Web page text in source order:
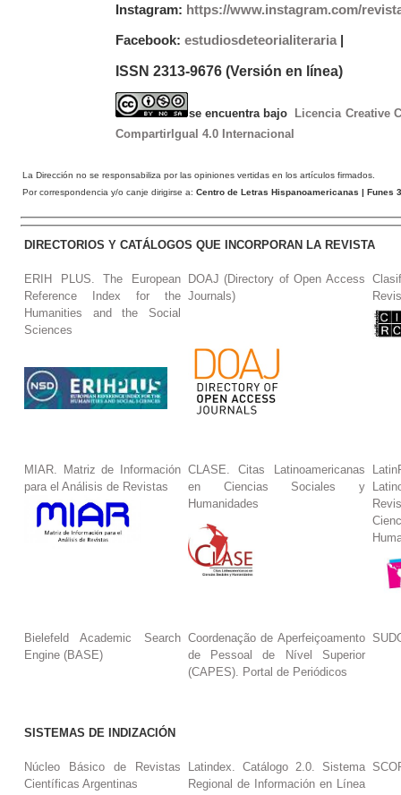
Instagram: https://www.instagram.com/
Facebook: estudiosdeteorialiteraria|
ISSN 2313-9676 (Versión en línea)
se encuentra bajo
Licencia Creative
CompartirIgual 4.0 Internacional
La Dirección no se responsabiliza por las opiniones vertidas en los artículos firmados.
Por correspondencia y/o canje dirigirse a: Centro de Letras Hispanoamericanas | Funes
DIRECTORIOS Y CATÁLOGOS QUE INCORPORAN LA REVISTA
ERIH PLUS. The European
Reference Index for the
Humanities and the Social
Sciences
DOAJ (Directory of Open Access
Journals)
MIAR. Matriz de Información
para el Análisis de Revistas
CLASE. Citas Latinoamericanas
en Ciencias Sociales y
Humanidades
Bielefeld Academic Search
Engine (BASE)
Coordenação de Aperfeiçoamento
de Pessoal de Nível Superior
(CAPES). Portal de Periódicos
SISTEMAS DE INDIZACIÓN
Núcleo Básico de Revistas
Científicas Argentinas
Latindex. Catálogo 2.0. Sistema
Regional de Información en Línea